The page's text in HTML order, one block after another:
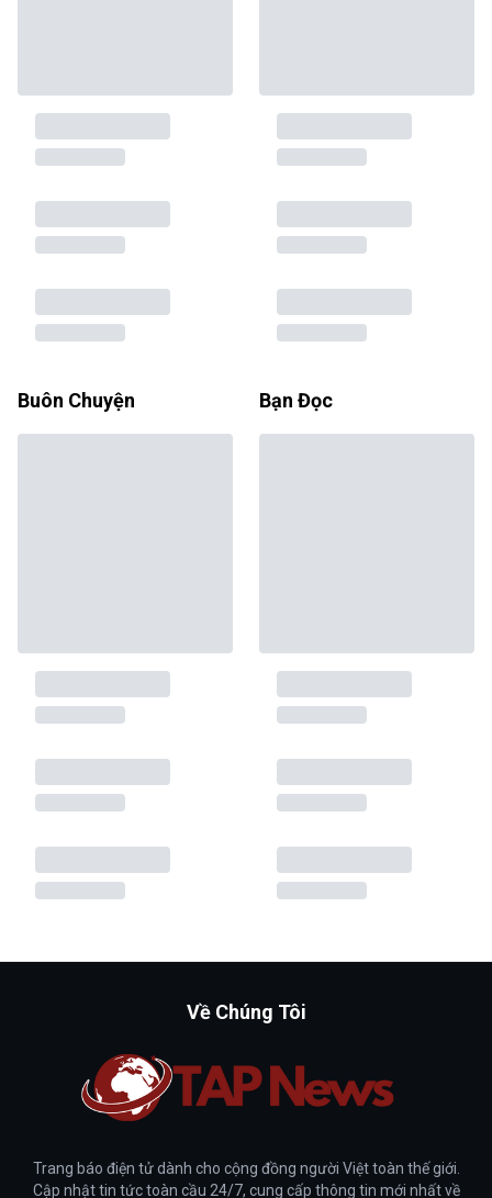
Buôn Chuyện Bạn Đọc
Về Chúng Tôi
Trang báo điện tử dành cho cộng đồng người Việt toàn thế giới.
Cập nhật tin tức toàn cầu 24/7, cung cấp thông tin mới nhất về